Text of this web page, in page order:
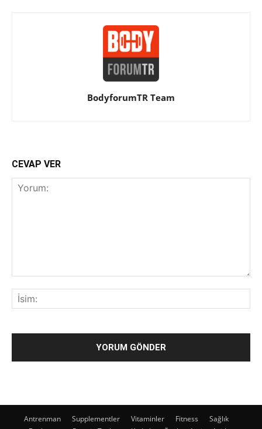
BodyforumTR Team
CEVAP VER
Antrenman Supplementler Vitaminler Fitness
Sağlık